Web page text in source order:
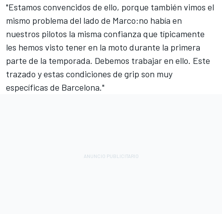
"Estamos convencidos de ello, porque también vimos el
mismo problema del lado de Marco:no había en
nuestros pilotos la misma confianza que típicamente
les hemos visto tener en la moto durante la primera
parte de la temporada. Debemos trabajar en ello. Este
trazado y estas condiciones de grip son muy
específicas de Barcelona."